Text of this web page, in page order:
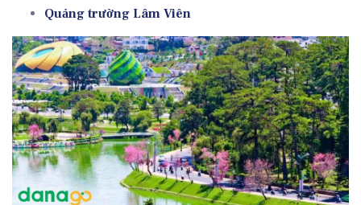
Quảng trường Lâm Viên